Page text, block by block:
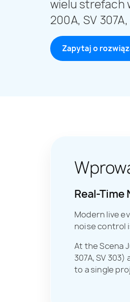
wielu strefach
200A, SV
Zapytaj o
Real-
Modern live
noise control
At the Scena
307A, SV
to a single